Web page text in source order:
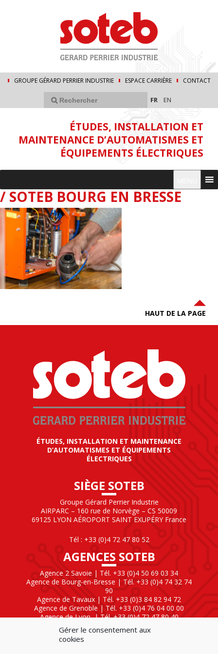
Gérer le consentement aux
cookies
GROUPE GÉRARD PERRIER INDUSTRIE ESPACE CARRIÈRE CONTACT
FR EN
ÉTUDES, INSTALLATION ET
MAINTENANCE D’AUTOMATISMES ET
ÉQUIPEMENTS ÉLECTRIQUES
/ SOTEB BOURG EN BRESSE
HAUT DE LA PAGE
ÉTUDES, INSTALLATION ET MAINTENANCE
D’AUTOMATISMES ET ÉQUIPEMENTS
ÉLECTRIQUES
SIÈGE SOTEB
Groupe Gérard Perrier Industrie
AIRPARC – 160 rue de Norvège – CS 50009
69125 LYON AÉROPORT SAINT EXUPÉRY France
Tél : +33 (0)4 72 47 80 52
AGENCES SOTEB
Agence 2 Savoie | Tél. +33 (0)4 50 69 03 34
Agence de Bourg-en-Bresse | Tél. +33 (0)4 74 32 74
90
Agence de Tavaux | Tél. +33 (0)3 84 82 94 72
Agence de Grenoble | Tél. +33 (0)4 76 04 00 00
Agence de Lyon | Tél. +33 (0)4 72 47 80 40
SOTEB NATIONAL ELEKTRO